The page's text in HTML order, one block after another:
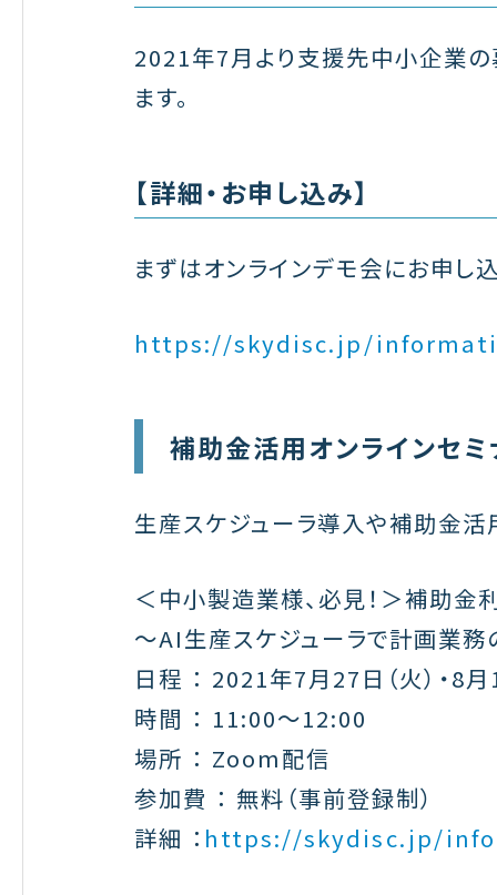
2021年7月より支援先中小企業の
ます。
【詳細・お申し込み】
まずはオンラインデモ会にお申し
https://skydisc.jp/
補助金活用オンラインセ
生産スケジューラ導入や補助金活
＜中小製造業様、必見！＞補助金
〜AI生産スケジューラで計画業
日程 ： 2021年7月27日（火）・8月
時間 ： 11:00〜12:00
場所 ： Zoom配信
参加費 ： 無料（事前登録制）
詳細 ： https://skydisc.jp/